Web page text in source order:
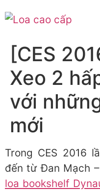
[CES
Xeo 2
với
mới
Trong CES 2016
đến từ Đan Mạch
loa bookshelf